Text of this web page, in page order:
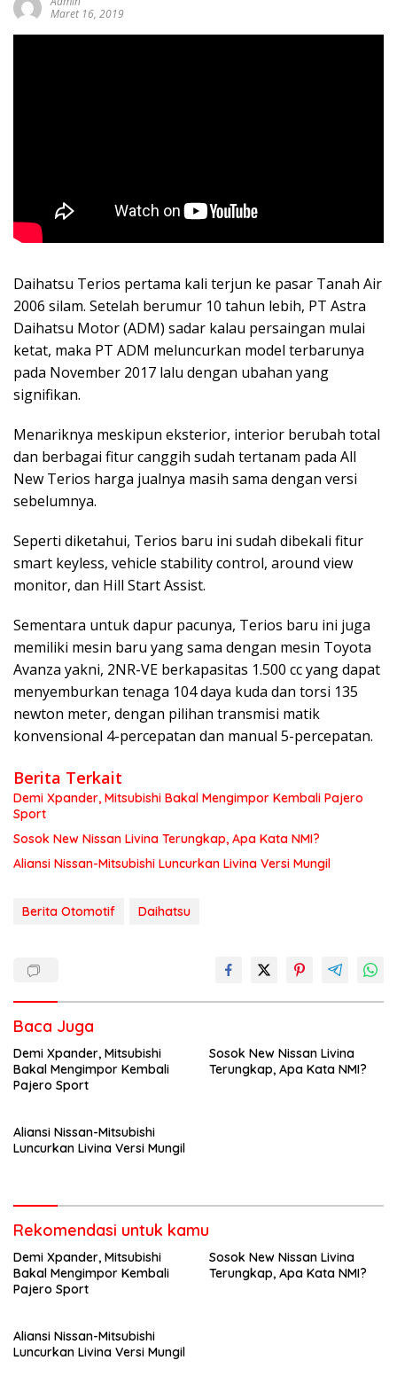
sumbar
Maret 16, 2019
Daihatsu Terios pertama kali terjun ke pasar Tanah Air
2006 silam. Setelah berumur 10 tahun lebih, PT Astra
Daihatsu Motor (ADM) sadar kalau persaingan mulai
ketat, maka PT ADM meluncurkan model terbarunya
pada November 2017 lalu dengan ubahan yang
signifikan.
Menariknya meskipun eksterior, interior berubah total
dan berbagai fitur canggih sudah tertanam pada All
New Terios harga jualnya masih sama dengan versi
sebelumnya.
Seperti diketahui, Terios baru ini sudah dibekali fitur
smart keyless, vehicle stability control, around view
monitor, dan Hill Start Assist.
Sementara untuk dapur pacunya, Terios baru ini juga
memiliki mesin baru yang sama dengan mesin Toyota
Avanza yakni, 2NR-VE berkapasitas 1.500 cc yang dapat
menyemburkan tenaga 104 daya kuda dan torsi 135
newton meter, dengan pilihan transmisi matik
konvensional 4-percepatan dan manual 5-percepatan.
Berita Terkait
Demi Xpander, Mitsubishi Bakal Mengimpor Kembali Pajero
Sport
Sosok New Nissan Livina Terungkap, Apa Kata NMI?
Aliansi Nissan-Mitsubishi Luncurkan Livina Versi Mungil
Berita Otomotif Daihatsu
Baca Juga
Demi Xpander, Mitsubishi
Bakal Mengimpor Kembali
Pajero Sport
Sosok New Nissan Livina
Terungkap, Apa Kata NMI?
Aliansi Nissan-Mitsubishi
Luncurkan Livina Versi Mungil
Rekomendasi untuk kamu
Demi Xpander, Mitsubishi
Bakal Mengimpor Kembali
Pajero Sport
Sosok New Nissan Livina
Terungkap, Apa Kata NMI?
Aliansi Nissan-Mitsubishi
Luncurkan Livina Versi Mungil